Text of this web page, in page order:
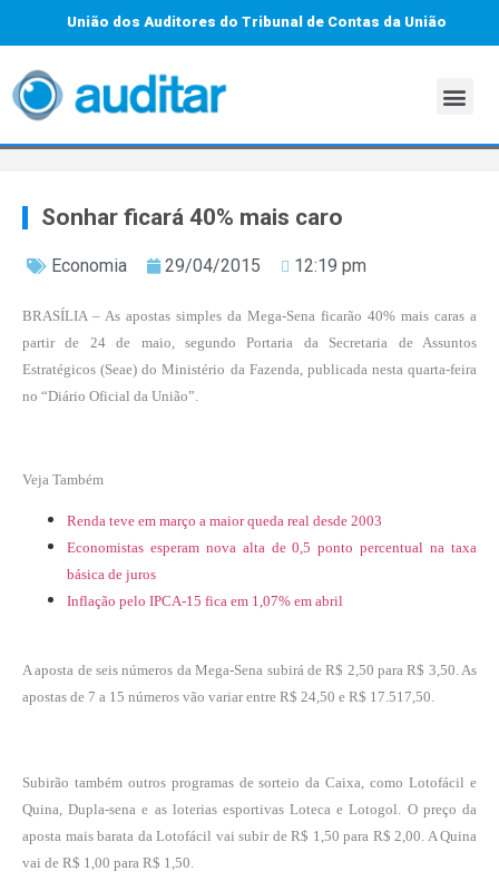
União dos Auditores do Tribunal de Contas da União
Sonhar ficará 40% mais caro
Economia 29/04/2015 12:19 pm
BRASÍLIA – As apostas simples da Mega-Sena ficarão 40% mais caras a
partir de 24 de maio, segundo Portaria da Secretaria de Assuntos
Estratégicos (Seae) do Ministério da Fazenda, publicada nesta quarta-feira
no “Diário Oficial da União”.
Veja Também
Renda teve em março a maior queda real desde 2003
Economistas esperam nova alta de 0,5 ponto percentual na taxa
básica de juros
Inflação pelo IPCA-15 fica em 1,07% em abril
A aposta de seis números da Mega-Sena subirá de R$ 2,50 para R$ 3,50. As
apostas de 7 a 15 números vão variar entre R$ 24,50 e R$ 17.517,50.
Subirão também outros programas de sorteio da Caixa, como Lotofácil e
Quina, Dupla-sena e as loterias esportivas Loteca e Lotogol. O preço da
aposta mais barata da Lotofácil vai subir de R$ 1,50 para R$ 2,00. A Quina
vai de R$ 1,00 para R$ 1,50.